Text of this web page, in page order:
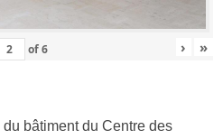
of6 › »
bâtiment du Centre des